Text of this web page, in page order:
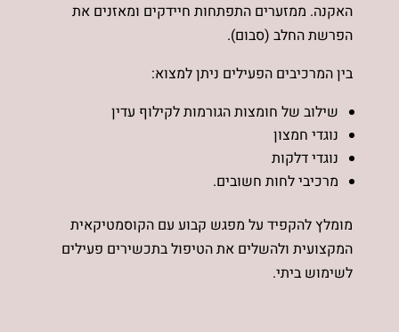
האקנה. ממזערים התפתחות חיידקים ומאזנים את
הפרשת החלב (סבום).
בין המרכיבים הפעילים ניתן למצוא:
שילוב של חומצות הגורמות לקילוף עדין
נוגדי חמצון
נוגדי דלקות
מרכיבי לחות חשובים.
מומלץ להקפיד על מפגש קבוע עם הקוסמטיקאית
המקצועית ולהשלים את הטיפול בתכשירים פעילים
לשימוש ביתי.